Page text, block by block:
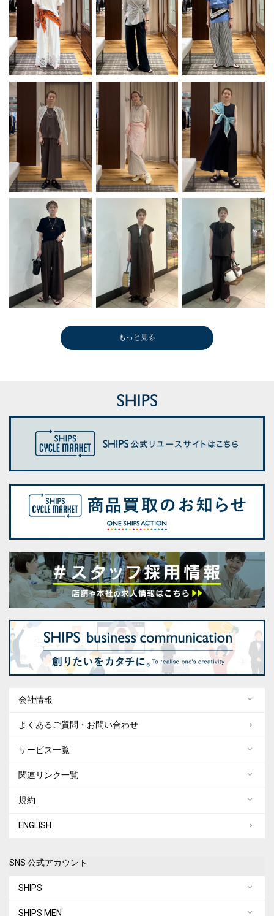
もっと見る
会社情報
よくあるご質問・お問い合わせ
サービス一覧
関連リンク一覧
規約
ENGLISH
SNS 公式アカウント
SHIPS
SHIPS MEN